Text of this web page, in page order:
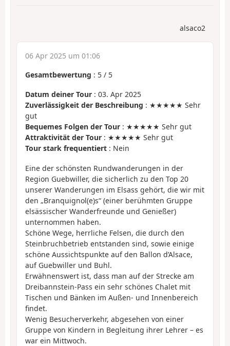
alsaco2
06 Apr 2025 um 01:06
Gesamtbewertung : 5 / 5
Datum deiner Tour : 03. Apr 2025
Zuverlässigkeit der Beschreibung : ★★★★★ Sehr
gut
Bequemes Folgen der Tour : ★★★★★ Sehr gut
Attraktivität der Tour : ★★★★★ Sehr gut
Tour stark frequentiert : Nein
Eine der schönsten Rundwanderungen in der
Region Guebwiller, die sicherlich zu den Top 20
unserer Wanderungen im Elsass gehört, die wir mit
den „Branquignol(e)s“ (einer berühmten Gruppe
elsässischer Wanderfreunde und Genießer)
unternommen haben.
Schöne Wege, herrliche Felsen, die durch den
Steinbruchbetrieb entstanden sind, sowie einige
schöne Aussichtspunkte auf den Ballon d’Alsace,
auf Guebwiller und Buhl.
Erwähnenswert ist, dass man auf der Strecke am
Dreibannstein-Pass ein sehr schönes Chalet mit
Tischen und Bänken im Außen- und Innenbereich
findet.
Wenig Besucherverkehr, abgesehen von einer
Gruppe von Kindern in Begleitung ihrer Lehrer – es
war ein Mittwoch.